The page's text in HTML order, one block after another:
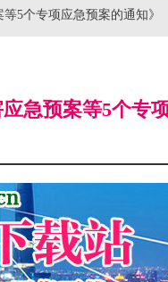
5个专项应急预案的通知》
急预案等5个专